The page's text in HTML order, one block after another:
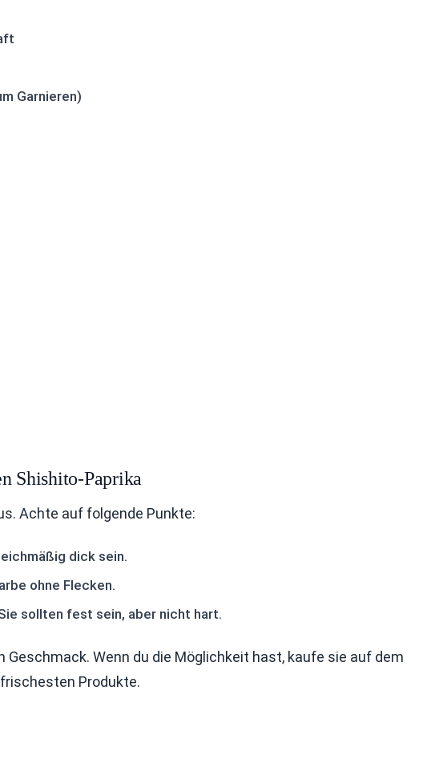
Garnieren)
Shishito-Paprika
Achte auf folgende Punkte:
dick sein.
ohne Flecken.
sollten fest sein, aber nicht hart.
Geschmack. Wenn du die Möglichkeit hast, kaufe sie auf dem
Produkte.